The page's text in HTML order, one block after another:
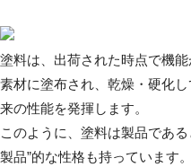
塗料は、出荷された時点で機
素材に塗布され、乾燥・硬化
来の性能を発揮します。
このように、塗料は製品であ
製品”的な性格も持っています